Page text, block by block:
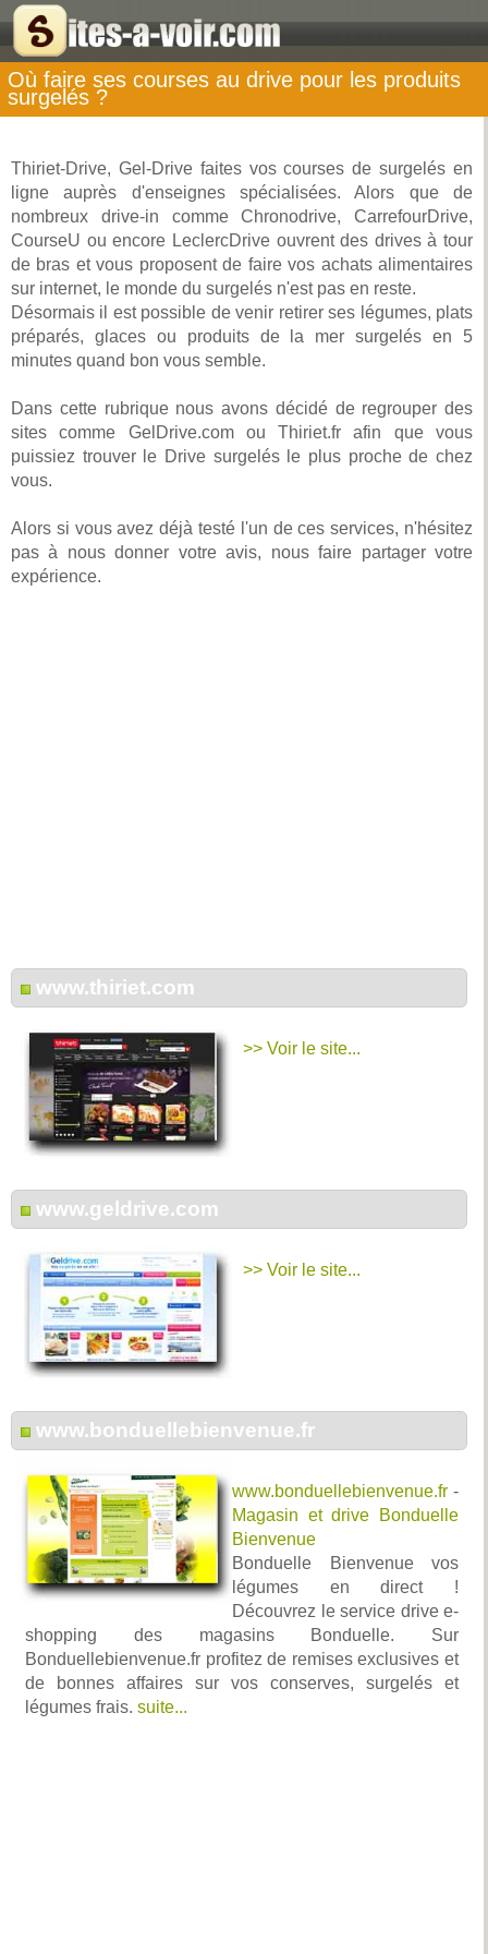
Où faire ses courses au drive pour les produits
surgelés ?
Thiriet-Drive, Gel-Drive faites vos courses de surgelés en
ligne auprès d'enseignes spécialisées. Alors que de
nombreux drive-in comme Chronodrive, CarrefourDrive,
CourseU ou encore LeclercDrive ouvrent des drives à tour
de bras et vous proposent de faire vos achats alimentaires
sur internet, le monde du surgelés n'est pas en reste.
Désormais il est possible de venir retirer ses légumes, plats
préparés, glaces ou produits de la mer surgelés en 5
minutes quand bon vous semble.
Dans cette rubrique nous avons décidé de regrouper des
sites comme GelDrive.com ou Thiriet.fr afin que vous
puissiez trouver le Drive surgelés le plus proche de chez
vous.
Alors si vous avez déjà testé l'un de ces services, n'hésitez
pas à nous donner votre avis, nous faire partager votre
expérience.
www.thiriet.com
>> Voir le site...
www.geldrive.com
>> Voir le site...
www.bonduellebienvenue.fr
www.bonduellebienvenue.fr -
Magasin et drive Bonduelle
Bienvenue
Bonduelle Bienvenue vos
légumes en direct !
Découvrez le service drive e-
shopping des magasins Bonduelle. Sur
Bonduellebienvenue.fr profitez de remises exclusives et
de bonnes affaires sur vos conserves, surgelés et
légumes frais. suite...